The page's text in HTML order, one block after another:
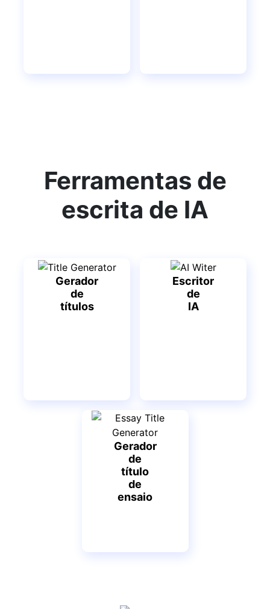
Ferramentas de
escrita de IA
Gerador
de
títulos
Escritor
de
IA
Gerador
de
título
de
ensaio